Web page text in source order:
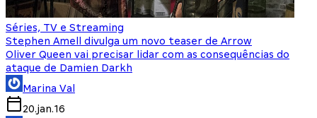
Séries, TV e Streaming
Stephen Amell divulga um novo teaser de Arrow
Oliver Queen vai precisar lidar com as consequências do
ataque de Damien Darkh
Marina Val
20.jan.16